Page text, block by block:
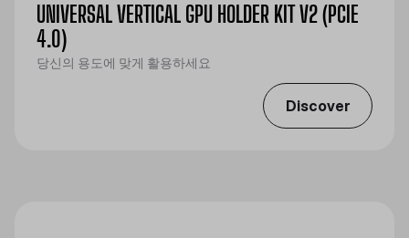
UNIVERSAL VERTICAL GPU HOLDER KIT V2 (PCIE
4.0)
당신의 용도에 맞게 활용하세요
Discover